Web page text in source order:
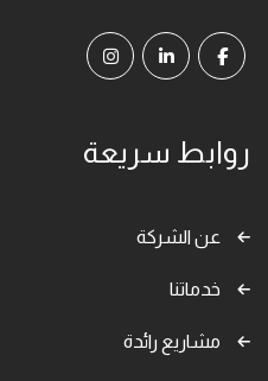
روابط سريعة
عن الشركة
خدماتنا
مشاريع رائدة